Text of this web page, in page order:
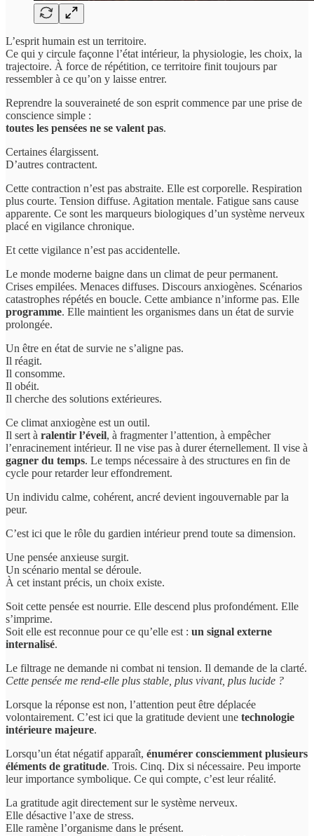
L’esprit humain est un territoire.
Ce qui y circule façonne l’état intérieur, la physiologie, les choix, la
trajectoire. À force de répétition, ce territoire finit toujours par
ressembler à ce qu’on y laisse entrer.
Reprendre la souveraineté de son esprit commence par une prise de
conscience simple :
toutes les pensées ne se valent pas.
Certaines élargissent.
D’autres contractent.
Cette contraction n’est pas abstraite. Elle est corporelle. Respiration
plus courte. Tension diffuse. Agitation mentale. Fatigue sans cause
apparente. Ce sont les marqueurs biologiques d’un système nerveux
placé en vigilance chronique.
Et cette vigilance n’est pas accidentelle.
Le monde moderne baigne dans un climat de peur permanent.
Crises empilées. Menaces diffuses. Discours anxiogènes. Scénarios
catastrophes répétés en boucle. Cette ambiance n’informe pas. Elle
programme. Elle maintient les organismes dans un état de survie
prolongée.
Un être en état de survie ne s’aligne pas.
Il réagit.
Il consomme.
Il obéit.
Il cherche des solutions extérieures.
Ce climat anxiogène est un outil.
Il sert à ralentir l’éveil, à fragmenter l’attention, à empêcher
l’enracinement intérieur. Il ne vise pas à durer éternellement. Il vise à
gagner du temps. Le temps nécessaire à des structures en fin de
cycle pour retarder leur effondrement.
Un individu calme, cohérent, ancré devient ingouvernable par la
peur.
C’est ici que le rôle du gardien intérieur prend toute sa dimension.
Une pensée anxieuse surgit.
Un scénario mental se déroule.
À cet instant précis, un choix existe.
Soit cette pensée est nourrie. Elle descend plus profondément. Elle
s’imprime.
Soit elle est reconnue pour ce qu’elle est : un signal externe
internalisé.
Le filtrage ne demande ni combat ni tension. Il demande de la clarté.
Cette pensée me rend-elle plus stable, plus vivant, plus lucide ?
Lorsque la réponse est non, l’attention peut être déplacée
volontairement. C’est ici que la gratitude devient une technologie
intérieure majeure.
Lorsqu’un état négatif apparaît, énumérer consciemment plusieurs
éléments de gratitude. Trois. Cinq. Dix si nécessaire. Peu importe
leur importance symbolique. Ce qui compte, c’est leur réalité.
La gratitude agit directement sur le système nerveux.
Elle désactive l’axe de stress.
Elle ramène l’organisme dans le présent.